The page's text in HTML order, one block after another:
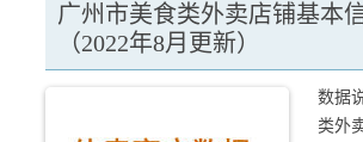
广州市美食类外卖店铺基本
（2022年8月更新）
数据
类外